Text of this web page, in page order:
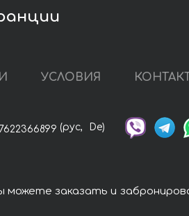
УСЛОВИЯ
(рус, De)
заказать и